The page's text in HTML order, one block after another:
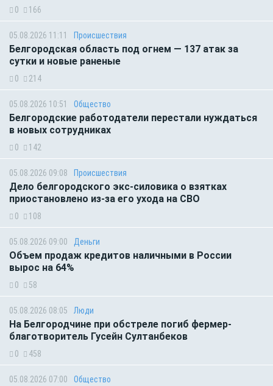
0 166
05.08.2026 11:11 Происшествия
Белгородская область под огнем — 137 атак за
сутки и новые раненые
0 214
05.08.2026 10:51 Общество
Белгородские работодатели перестали нуждаться
в новых сотрудниках
0 142
05.08.2026 09:08 Происшествия
Дело белгородского экс-силовика о взятках
приостановлено из-за его ухода на СВО
0 108
05.08.2026 09:00 Деньги
Объем продаж кредитов наличными в России
вырос на 64%
0 58
05.08.2026 08:05 Люди
На Белгородчине при обстреле погиб фермер-
благотворитель Гусейн Султанбеков
0 458
05.08.2026 07:00 Общество